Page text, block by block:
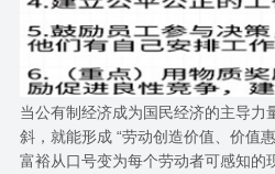
当公有制经济成为国民经济的主导力
斜，就能形成 “劳动创造价值、价值
富裕从口号变为每个劳动者可感知的